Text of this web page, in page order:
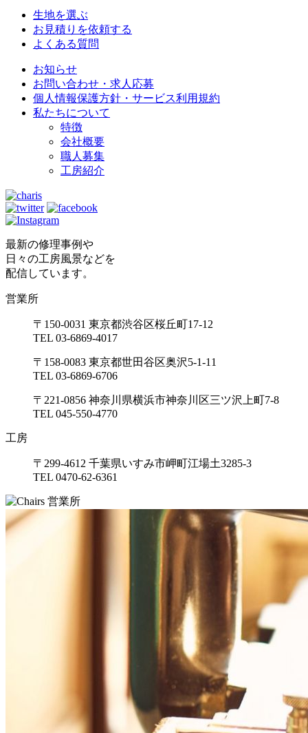
生地を選ぶ
お見積りを依頼する
よくある質問
お知らせ
お問い合わせ・求人応募
個人情報保護方針・サービス利用規約
私たちについて
特徴
会社概要
職人募集
工房紹介
最新の修理事例や
日々の工房風景などを
配信しています。
営業所
〒150-0031 東京都渋谷区桜丘町17-12
TEL 03-6869-4017
〒158-0083 東京都世田谷区奥沢5-1-11
TEL 03-6869-6706
〒221-0856 神奈川県横浜市神奈川区三ツ沢上町7-8
TEL 045-550-4770
工房
〒299-4612 千葉県いすみ市岬町江場土3285-3
TEL 0470-62-6361